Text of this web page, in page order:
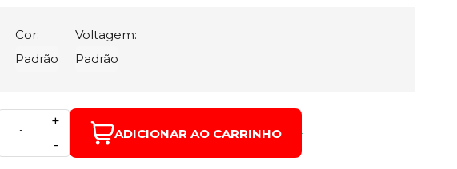
Cor:
Padrão
Voltagem:
Padrão
-
+
ADICIONAR AO CARRINHO